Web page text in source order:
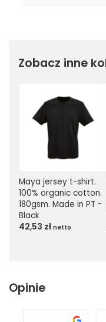
Zobacz inne
Maya jersey t-shirt.
100% organic cotton.
180gsm. Made in PT -
Black
42,53 zł netto
Opinie